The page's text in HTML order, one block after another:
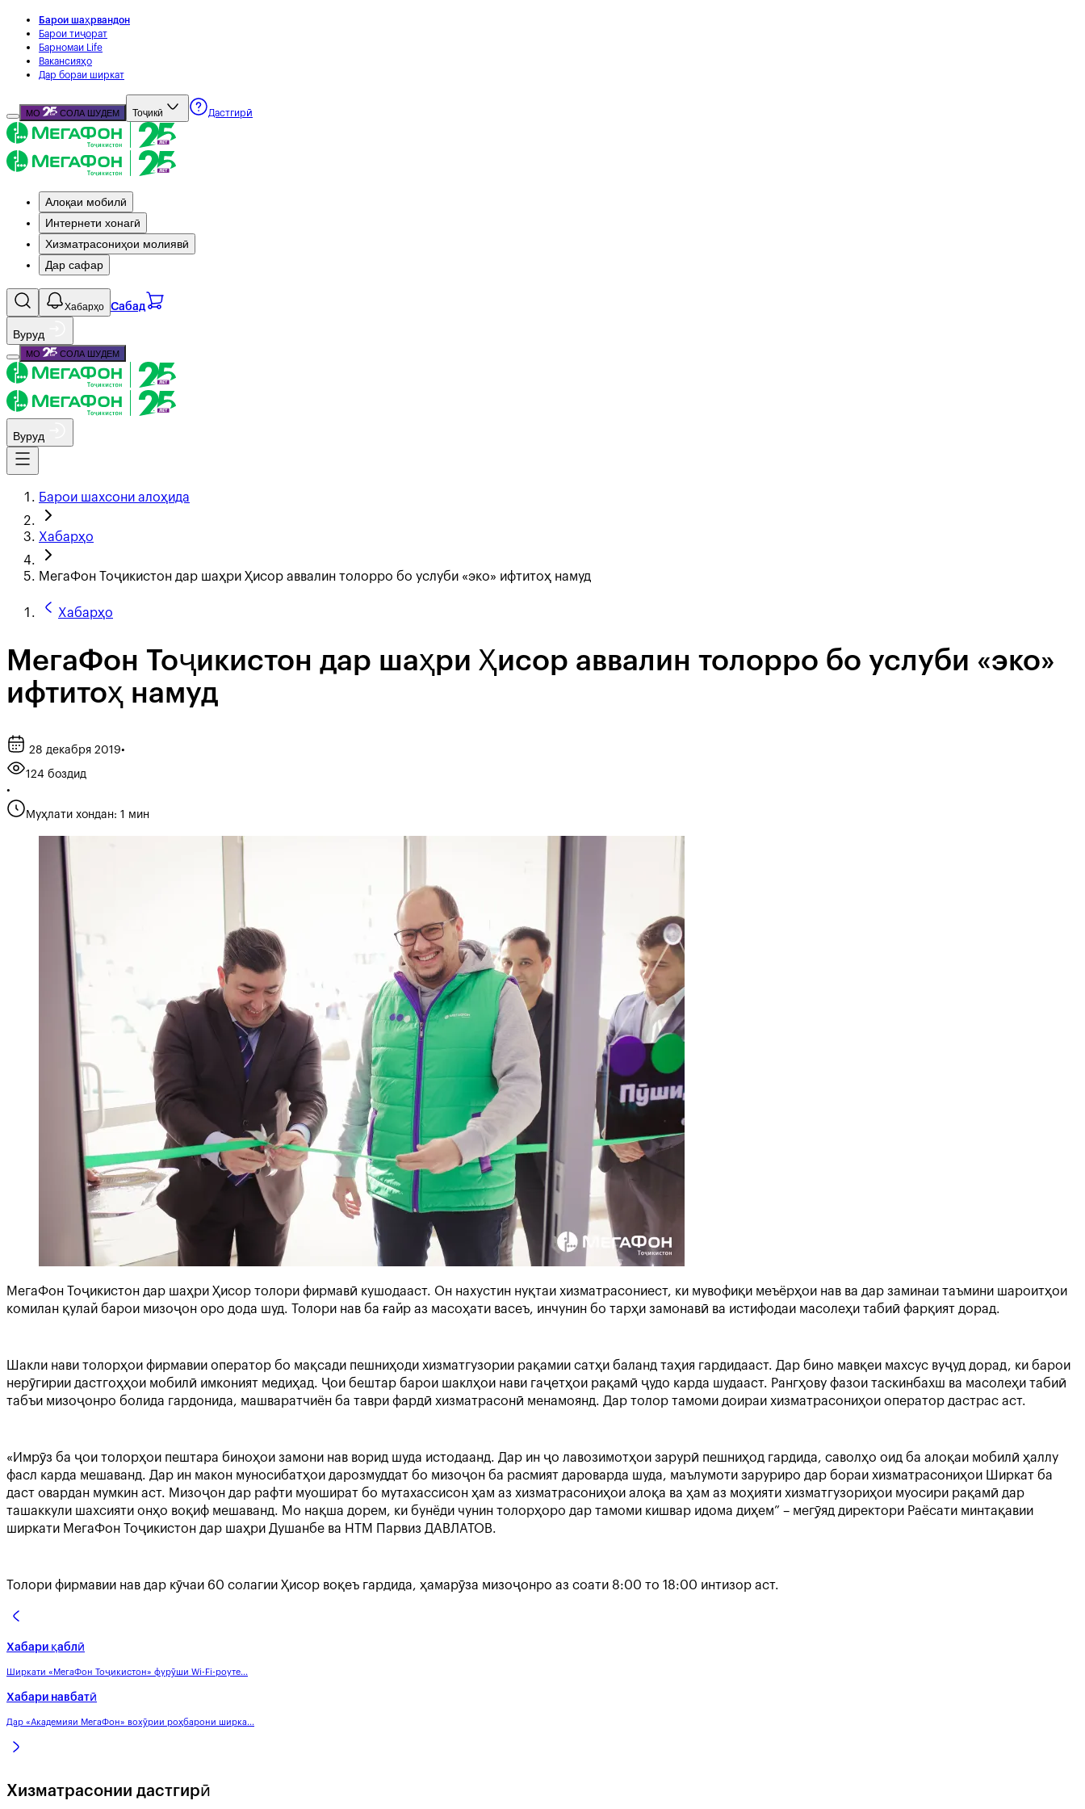
Барои шаҳрвандон
Барои тиҷорат
Барномаи Life
Вакансияҳо
Дар бораи ширкат
МО СОЛА ШУДЕМ Тоҷикӣ Дастгирӣ
Алоқаи мобилӣ
Интернети хонагӣ
Хизматрасониҳои молиявӣ
Дар сафар
Хабарҳо Сабад
Вуруд
МО СОЛА ШУДЕМ
Вуруд
Барои шахсони алоҳида
Хабарҳо
МегаФон Тоҷикистон дар шаҳри Ҳисор аввалин толорро бо услуби «эко» ифтитоҳ намуд
Хабарҳо
МегаФон Тоҷикистон дар шаҳри Ҳисор аввалин толорро бо услуби «эко»
ифтитоҳ намуд
28 декабря 2019•
124 боздид
•
Муҳлати хондан: 1 мин
МегаФон Тоҷикистон дар шаҳри Ҳисор толори фирмавӣ кушодааст. Он нахустин нуқтаи хизматрасониест, ки мувофиқи меъёрҳои нав ва дар заминаи таъмини шароитҳои
комилан қулай барои мизоҷон оро дода шуд. Толори нав ба ғайр аз масоҳати васеъ, инчунин бо тарҳи замонавӣ ва истифодаи масолеҳи табиӣ фарқият дорад.
Шакли нави толорҳои фирмавии оператор бо мақсади пешниҳоди хизматгузории рақамии сатҳи баланд таҳия гардидааст. Дар бино мавқеи махсус вуҷуд дорад, ки барои
нерӯгирии дастгоҳҳои мобилӣ имконият медиҳад. Ҷои бештар барои шаклҳои нави гаҷетҳои рақамӣ ҷудо карда шудааст. Рангҳову фазои таскинбахш ва масолеҳи табиӣ
табъи мизоҷонро болида гардонида, машваратчиён ба таври фардӣ хизматрасонӣ менамоянд. Дар толор тамоми доираи хизматрасониҳои оператор дастрас аст.
«Имрӯз ба ҷои толорҳои пештара биноҳои замони нав ворид шуда истодаанд. Дар ин ҷо лавозимотҳои зарурӣ пешниҳод гардида, саволҳо оид ба алоқаи мобилӣ ҳаллу
фасл карда мешаванд. Дар ин макон муносибатҳои дарозмуддат бо мизоҷон ба расмият дароварда шуда, маълумоти заруриро дар бораи хизматрасониҳои Ширкат ба
даст овардан мумкин аст. Мизоҷон дар рафти муошират бо мутахассисон ҳам аз хизматрасониҳои алоқа ва ҳам аз моҳияти хизматгузориҳои муосири рақамӣ дар
ташаккули шахсияти онҳо воқиф мешаванд. Мо нақша дорем, ки бунёди чунин толорҳоро дар тамоми кишвар идома диҳем” – мегӯяд директори Раёсати минтақавии
ширкати МегаФон Тоҷикистон дар шаҳри Душанбе ва НТМ Парвиз ДАВЛАТОВ.
Толори фирмавии нав дар кӯчаи 60 солагии Ҳисор воқеъ гардида, ҳамарӯза мизоҷонро аз соати 8:00 то 18:00 интизор аст.
Хабари қаблӣ
Ширкати «МегаФон Тоҷикистон» фурӯши Wi-Fi-роуте...
Хабари навбатӣ
Дар «Академияи МегаФон» вохӯрии роҳбарони ширка...
Хизматрасонии дастгирӣ